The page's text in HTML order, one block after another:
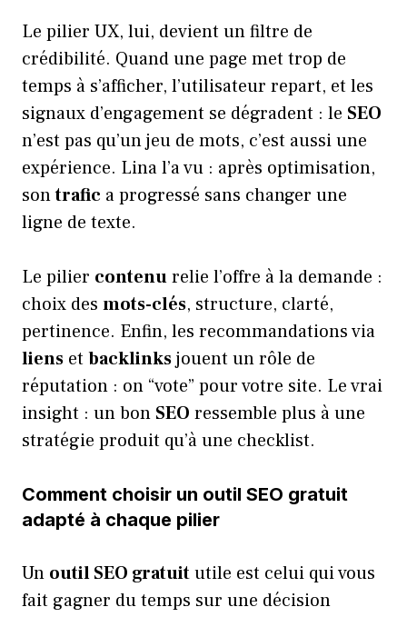
Le pilier UX, lui, devient un filtre de
crédibilité. Quand une page met trop de
temps à s’afficher, l’utilisateur repart, et les
signaux d’engagement se dégradent : le SEO
n’est pas qu’un jeu de mots, c’est aussi une
expérience. Lina l’a vu : après optimisation,
sontrafic a progressé sans changer une
ligne de texte.
Le pilier contenurelie l’offre à la demande :
choix des mots-clés, structure, clarté,
pertinence. Enfin, les recommandations via
liens etbacklinksjouent un rôle de
réputation : on “vote” pour votre site. Le vrai
insight : un bon SEO ressemble plus à une
stratégie produit qu’à une checklist.
Comment choisir un outil SEO gratuit
adapté à chaque pilier
Un outil SEO gratuitutile est celui qui vous
fait gagner du temps sur une décision